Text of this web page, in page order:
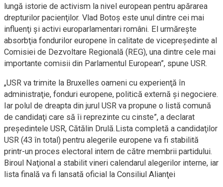
lungă istorie de activism la nivel european pentru apărarea
drepturilor pacienţilor. Vlad Botoş este unul dintre cei mai
influenţi şi activi europarlamentari români. El urmăreşte
absorbţia fondurilor europene în calitate de vicepreşedinte al
Comisiei de Dezvoltare Regională (REG), una dintre cele mai
importante comisii din Parlamentul European”, spune USR.
„USR va trimite la Bruxelles oameni cu experienţă în
administraţie, fonduri europene, politică externă şi negociere.
Iar polul de dreapta din jurul USR va propune o listă comună
de candidaţi care să îi reprezinte cu cinste”, a declarat
preşedintele USR, Cătălin Drulă.Lista completă a candidaţilor
USR (43 în total) pentru alegerile europene va fi stabilită
printr-un proces electoral intern de către membrii partidului.
Biroul Naţional a stabilit vineri calendarul alegerilor interne, iar
lista finală va fi lansată oficial la Consiliul Alianţei